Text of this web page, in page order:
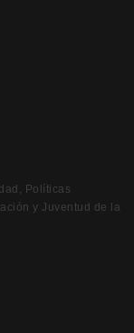
Políticas
y Juventud de la